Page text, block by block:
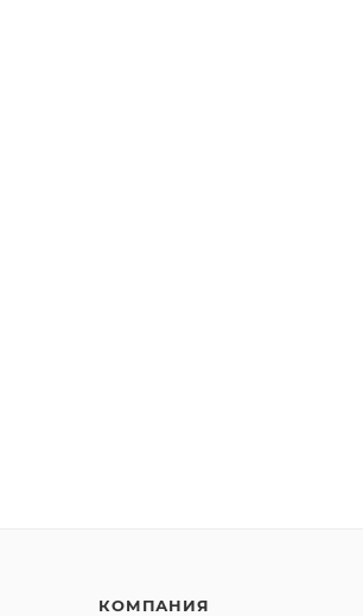
КОМПАНИЯ